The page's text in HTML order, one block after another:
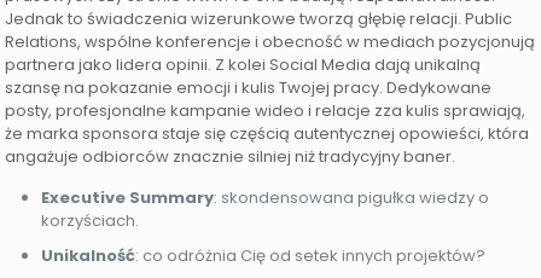
Jednak to świadczenia wizerunkowe tworzą głębię relacji. Public
Relations, wspólne konferencje i obecność w mediach pozycjonują
partnera jako lidera opinii. Z kolei Social Media dają unikalną
szansę na pokazanie emocji i kulis Twojej pracy. Dedykowane
posty, profesjonalne kampanie wideo i relacje zza kulis sprawiają,
że marka sponsora staje się częścią autentycznej opowieści, która
angażuje odbiorców znacznie silniej niż tradycyjny baner.
Executive Summary: skondensowana pigułka wiedzy o
korzyściach.
Unikalność: co odróżnia Cię od setek innych projektów?